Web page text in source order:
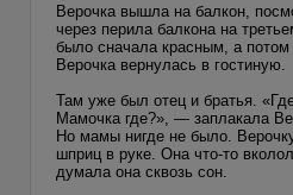
Верочка вышла на балкон,
через перила балкона на
было сначала красным, а
Верочка вернулась в гостиную.
Там уже был отец и братья.
Мамочка где?», — заплакала
Но мамы нигде не было.
шприц в руке. Она что-то
думала она сквозь сон.